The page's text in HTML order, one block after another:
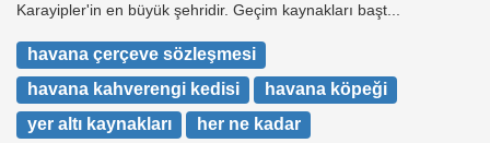
Karayipler'in en büyük şehridir. Geçim kaynakları başt...
havana çerçeve sözleşmesi
havana kahverengi kedisi
havana köpeği
yer altı kaynakları
her ne kadar